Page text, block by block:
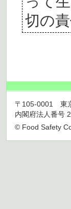
切の
〒105-0001 東
内閣府法人番号
© Food Safety